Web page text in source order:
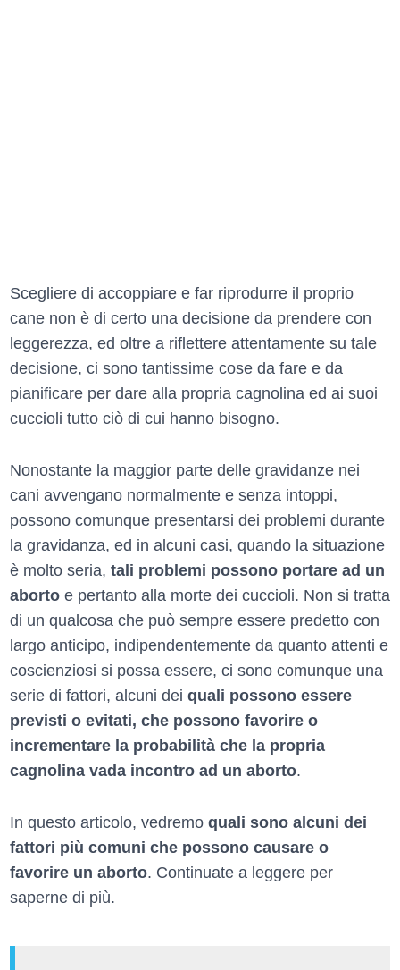
Scegliere di accoppiare e far riprodurre il proprio
cane non è di certo una decisione da prendere con
leggerezza, ed oltre a riflettere attentamente su tale
decisione, ci sono tantissime cose da fare e da
pianificare per dare alla propria cagnolina ed ai suoi
cuccioli tutto ciò di cui hanno bisogno.
Nonostante la maggior parte delle gravidanze nei
cani avvengano normalmente e senza intoppi,
possono comunque presentarsi dei problemi durante
la gravidanza, ed in alcuni casi, quando la situazione
è molto seria, tali problemi possono portare ad un
aborto e pertanto alla morte dei cuccioli. Non si tratta
di un qualcosa che può sempre essere predetto con
largo anticipo, indipendentemente da quanto attenti e
coscienziosi si possa essere, ci sono comunque una
serie di fattori, alcuni dei quali possono essere
previsti o evitati, che possono favorire o
incrementare la probabilità che la propria
cagnolina vada incontro ad un aborto.
In questo articolo, vedremo quali sono alcuni dei
fattori più comuni che possono causare o
favorire un aborto. Continuate a leggere per
saperne di più.